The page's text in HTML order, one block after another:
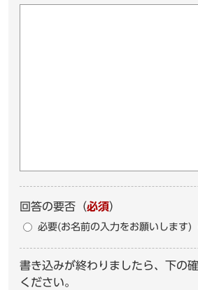
回答の要否 （必須）
必要(お名前の入力をお願いします)
書き込みが終わりましたら、下の
ください。